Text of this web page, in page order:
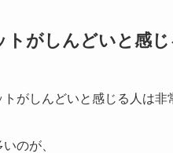
トがしんどいと感
トがしんどいと感じる人は非
のが、